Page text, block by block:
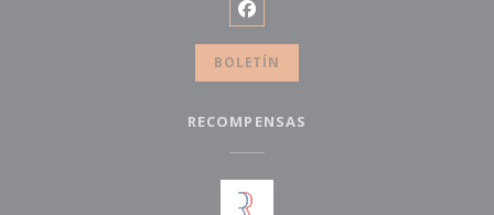
Facebook ((abre en una
BOLETÍN
RECOMPENSAS